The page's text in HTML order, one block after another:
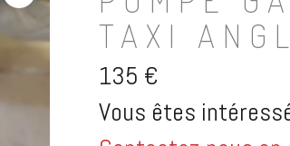
TAXI
135 €
Vous êtes